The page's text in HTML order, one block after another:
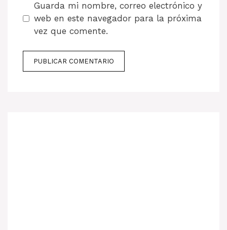
Guarda mi nombre, correo electrónico y
web en este navegador para la próxima
vez que comente.